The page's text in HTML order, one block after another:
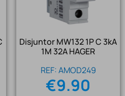
Disjuntor MW132 1P C 3kA
1M 32A HAGER
REF: AMOD249
€9.90